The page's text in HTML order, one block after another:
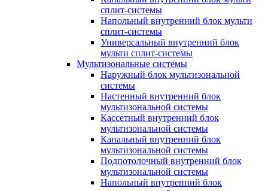
сплит-системы
Напольный внутренний блок мульти
сплит-системы
Универсальный внутренний блок
мульти сплит-системы
Мультизональные системы
Наружный блок мультизональной
системы
Настенный внутренний блок
мультизональной системы
Кассетный внутренний блок
мультизональной системы
Канальный внутренний блок
мультизональной системы
Подпотолочный внутренний блок
мультизональной системы
Напольный внутренний блок